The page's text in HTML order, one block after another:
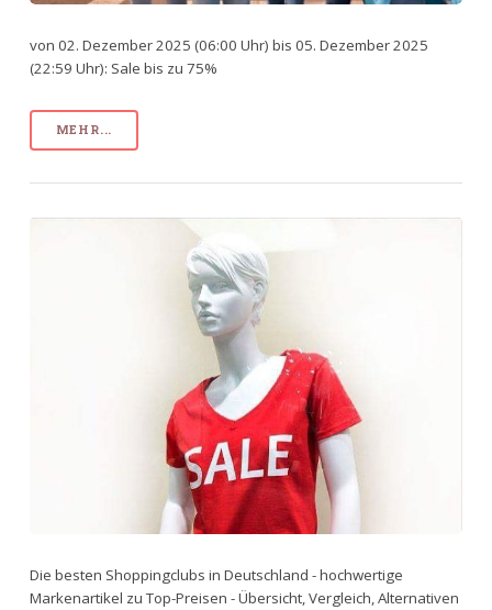
von 02. Dezember 2025 (06:00 Uhr) bis 05. Dezember 2025
(22:59 Uhr): Sale bis zu 75%
MEHR...
Die besten Shoppingclubs in Deutschland - hochwertige
Markenartikel zu Top-Preisen - Übersicht, Vergleich, Alternativen